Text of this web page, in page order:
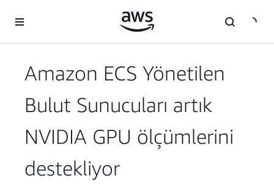
Amazon ECS Yönetilen
Bulut Sunucuları artık
NVIDIA GPU ölçümlerini
destekliyor